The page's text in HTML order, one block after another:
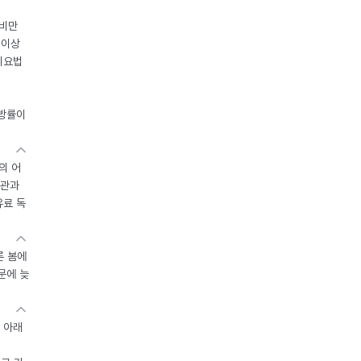
만
상
법
률이
어
과
료 독
봄에
에 늦
래